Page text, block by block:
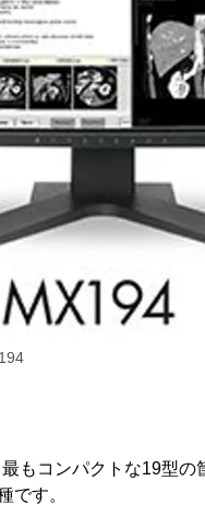
もコンパクトな19型の
です。